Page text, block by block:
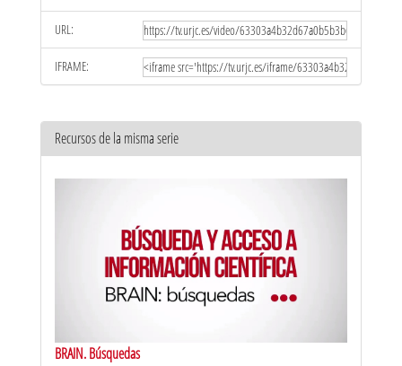
URL:
IFRAME:
Recursos de la misma serie
BRAIN. Búsquedas